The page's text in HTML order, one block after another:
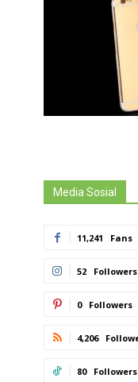
Media Sosial
11,241 Fans
52 Followers
0 Followers
4,206
80 Followers